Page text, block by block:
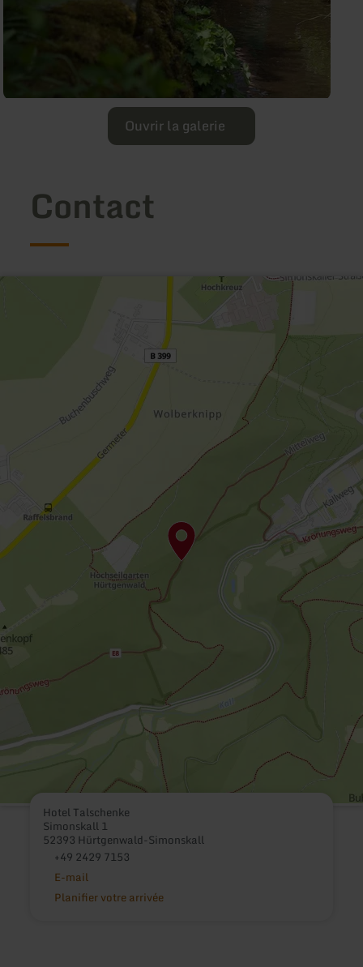
Ouvrir la galerie
Contact
Hotel Talschenke
Simonskall 1
52393 Hürtgenwald-Simonskall
+49 2429 7153
E-mail
Planifier votre arrivée